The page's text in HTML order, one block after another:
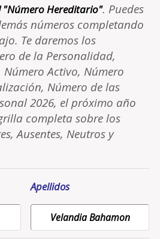
"Número Hereditario". Puedes
números completando
Te daremos los
de la Personalidad,
Activo, Número
Número de las
2026, el próximo año
completa sobre los
Ausentes, Neutros y
Apellidos